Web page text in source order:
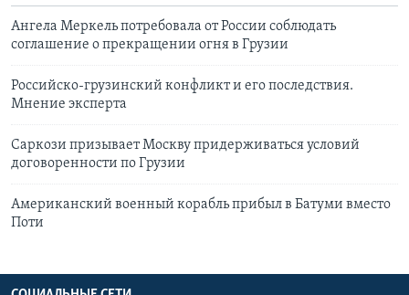
Ангела Меркель потребовала от России соблюдать
соглашение о прекращении огня в Грузии
Российско-грузинский конфликт и его последствия.
Мнение эксперта
Саркози призывает Москву придерживаться условий
договоренности по Грузии
Американский военный корабль прибыл в Батуми вместо
Поти